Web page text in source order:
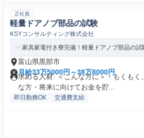
正社員
軽量ドアノブ部品の試験
KSYコンサルティング株式会社
家具家電付き寮完備！軽量ドアノブ部品の
富山県黒部市
月給33万5000円～38万8000円
求める人材: ＜こんな方に＞・もくもく
な方・将来に向けてお金を貯...
即日勤務OK 交通費支給